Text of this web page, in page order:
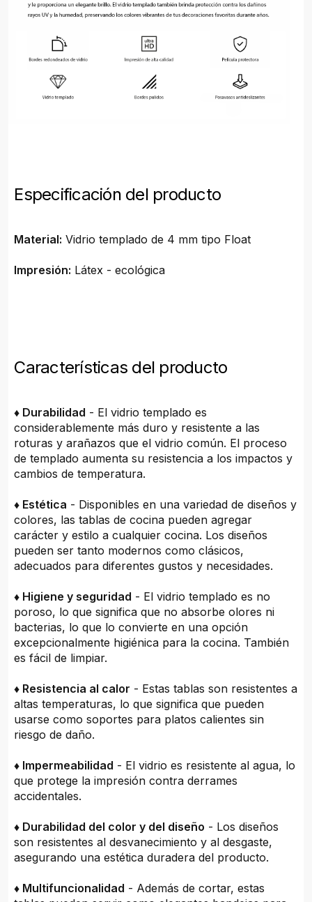
Especificación del producto
Material: Vidrio templado de 4 mm tipo Float
Impresión: Látex - ecológica
Características del producto
♦ Durabilidad - El vidrio templado es
considerablemente más duro y resistente a las
roturas y arañazos que el vidrio común. El proceso
de templado aumenta su resistencia a los impactos y
cambios de temperatura.
♦ Estética - Disponibles en una variedad de diseños y
colores, las tablas de cocina pueden agregar
carácter y estilo a cualquier cocina. Los diseños
pueden ser tanto modernos como clásicos,
adecuados para diferentes gustos y necesidades.
♦ Higiene y seguridad - El vidrio templado es no
poroso, lo que significa que no absorbe olores ni
bacterias, lo que lo convierte en una opción
excepcionalmente higiénica para la cocina. También
es fácil de limpiar.
♦ Resistencia al calor - Estas tablas son resistentes a
altas temperaturas, lo que significa que pueden
usarse como soportes para platos calientes sin
riesgo de daño.
♦ Impermeabilidad - El vidrio es resistente al agua, lo
que protege la impresión contra derrames
accidentales.
♦ Durabilidad del color y del diseño - Los diseños
son resistentes al desvanecimiento y al desgaste,
asegurando una estética duradera del producto.
♦ Multifuncionalidad - Además de cortar, estas